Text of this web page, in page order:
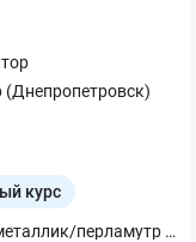
(Днепропетровск)
курс
Рестайлинг MY2026 Доплата за краску металлик/перламутр 20000 грн. ОБНОВЛЕННЫЙ Mitsubishi Outlander IV-го поколения ОЧЕНЬ ВМЕСТИТЕЛЬНЫЙ 7-местный солидный КРОССОВЕР!!! Основные его преимущества — это КОМФОРТ (мягкость и плавность хода), ПРОСТОРОННЫЙ салон с хорошей шумоизоляцией, ВМЕСТИТЕЛЬНЫЙ багажник, БОЛЬШОЙ клиренс 210 мм, низкий расход топлива и неприхотливость в обслуживании. Двигатель 2,5, рассчитанный под 95 и 92 бензин! Мощность 184 л.с. Коробка передач автоматическая вариаторного типа 8-ступенчатая! Полный привод S-AWC с выбором режимов под разные условия. КОМПЛЕКТАЦИЯ МАКСИМАЛЬНАЯ ULTIMATE: Кожаный салон с вентиляцией сидений, ПАНОРАМНАЯ крыша, 3-х зонный климат-контроль, подогрев всех сидений/руля/зеркал/лобового стекла, система Mitsubishi Connect, камеры 360*, парктроники, Бесключевой доступ, Адаптивный круиз-контроль, Матричная FULL LED-оптика, колеса 255/45 R20, 7 AirBag, Системы безопасности: FCM, LDW, LCA, BSW, RCTA, DAA. Рассрочка под 0,01% Кредит от 1,99% Лизинг от 7,5% Trade-In (обмен Вашего авто на новый)